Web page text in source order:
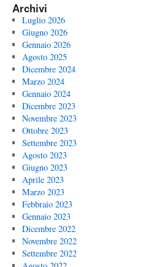
Archivi
Luglio 2026
Giugno 2026
Gennaio 2026
Agosto 2025
Dicembre 2024
Marzo 2024
Gennaio 2024
Dicembre 2023
Novembre 2023
Ottobre 2023
Settembre 2023
Agosto 2023
Giugno 2023
Aprile 2023
Marzo 2023
Febbraio 2023
Gennaio 2023
Dicembre 2022
Novembre 2022
Settembre 2022